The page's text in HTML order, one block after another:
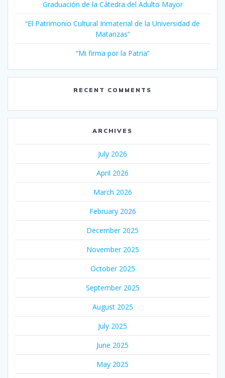
Graduación de la Cátedra del Adulto Mayor
“El Patrimonio Cultural Inmaterial de la Universidad de
Matanzas”
“Mi firma por la Patria”
RECENT COMMENTS
ARCHIVES
July 2026
April 2026
March 2026
February 2026
December 2025
November 2025
October 2025
September 2025
August 2025
July 2025
June 2025
May 2025